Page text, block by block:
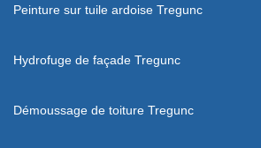
Peinture sur tuile ardoise Tregunc
Hydrofuge de façade Tregunc
Démoussage de toiture Tregunc